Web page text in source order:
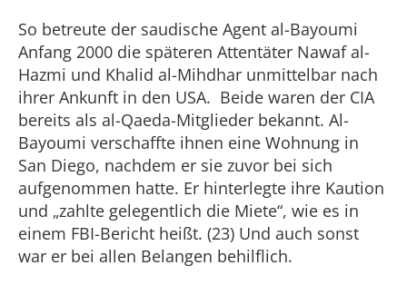
So betreute der saudische Agent al-Bayoumi
Anfang 2000 die späteren Attentäter Nawaf al-
Hazmi und Khalid al-Mihdhar unmittelbar nach
ihrer Ankunft in den USA. Beide waren der CIA
bereits als al-Qaeda-Mitglieder bekannt. Al-
Bayoumi verschaffte ihnen eine Wohnung in
San Diego, nachdem er sie zuvor bei sich
aufgenommen hatte. Er hinterlegte ihre Kaution
und „zahlte gelegentlich die Miete“, wie es in
einem FBI-Bericht heißt. (23) Und auch sonst
war er bei allen Belangen behilflich.